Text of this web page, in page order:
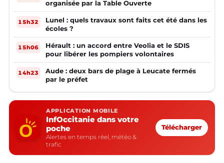
organisée par la Table Ouverte
15h32
Lunel : quels travaux sont faits cet été dans les
écoles ?
15h06
Hérault : un accord entre Veolia et le SDIS
pour libérer les pompiers volontaires
14h23
Aude : deux bars de plage à Leucate fermés
par le préfet
APPLICATION MOBILE
InfOccitanie dans votre
poche
Alertes en temps réel, météo &
trafic
Télécharger